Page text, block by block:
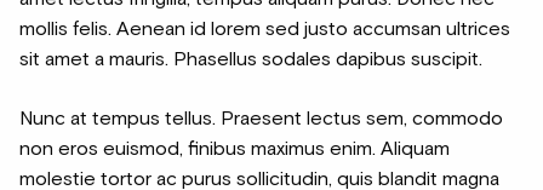
mollis felis. Aenean id lorem sed justo accumsan ultrices
sit amet a mauris. Phasellus sodales dapibus suscipit.
Nunc at tempus tellus. Praesent lectus sem, commodo
non eros euismod, finibus maximus enim. Aliquam
molestie tortor ac purus sollicitudin, quis blandit magna